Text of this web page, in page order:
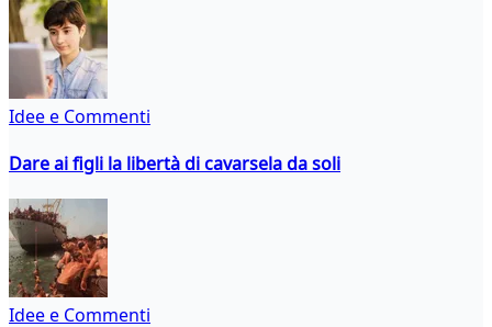
Idee e Commenti
Dare ai figli la libertà di cavarsela da soli
Idee e Commenti